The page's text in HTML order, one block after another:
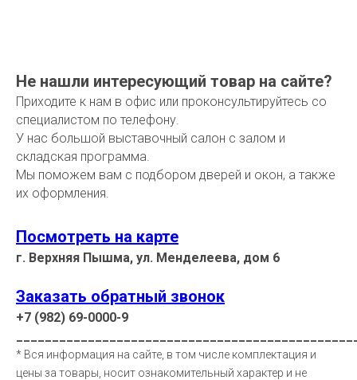
Не нашли интересующий товар на сайте?
Приходите к нам в офис или проконсультируйтесь со
специалистом по телефону.
У нас большой выставочный салон с залом и
складская программа.
Мы поможем вам с подбором дверей и окон, а также
их оформления.
Посмотреть на карте
г. Верхняя Пышма, ул. Менделеева, дом 6
Заказать обратный звонок
+7 (982) 69-0000-9
* Вся информация на сайте, в том числе комплектация и
цены за товары, носит ознакомительный характер и не